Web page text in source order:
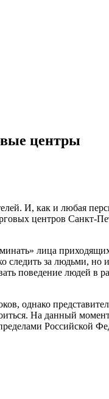
центры
И, как и любая
центров Санкт-
лица
за людьми, но
поведение людей в
однако
На данный
Российской